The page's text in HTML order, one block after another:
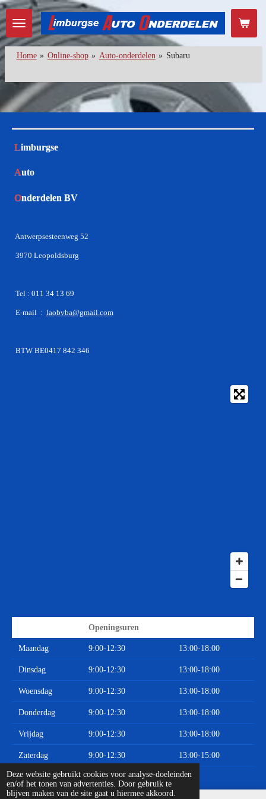
Deze website gebruikt cookies voor analyse-doeleinden
en/of het tonen van advertenties. Door gebruik te
blijven maken van de site gaat u hiermee akkoord.
Ga
direct
naar
de
hoofdinhoud
Home » Online-shop » Auto-onderdelen » Subaru
Limburgse
Auto
Onderdelen BV
Antwerpsesteenweg 52
3970 Leopoldsburg
Tel : 011 34 13 69
E-mail : laobvba@gmail.com
BTW BE0417 842 346
Openingsuren
Maandag 9:00-12:30 13:00-18:00
Dinsdag 9:00-12:30 13:00-18:00
Woensdag 9:00-12:30 13:00-18:00
Donderdag 9:00-12:30 13:00-18:00
Vrijdag 9:00-12:30 13:00-18:00
Zaterdag 9:00-12:30
13:00-15:00
© 2020 - 2026 Limburgse Auto Onderdelen